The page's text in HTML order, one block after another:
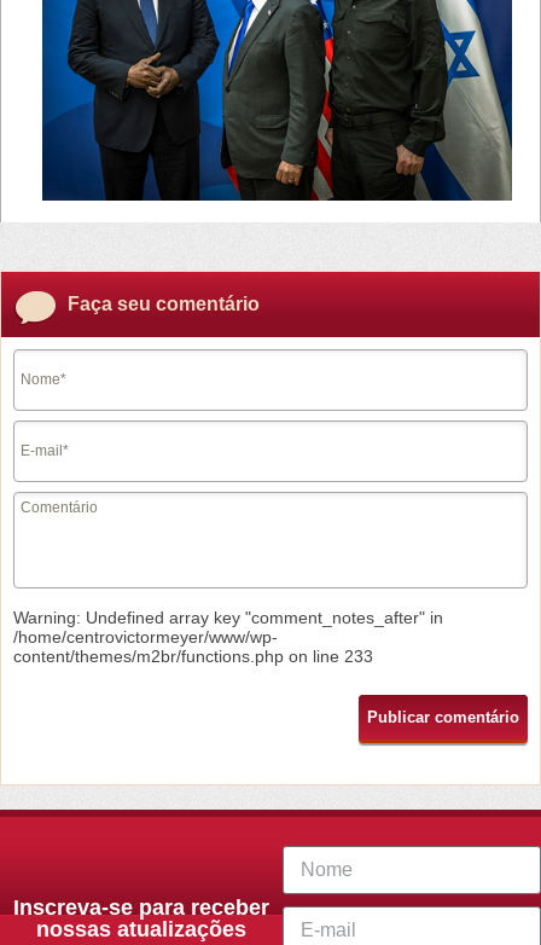
Faça seu comentário
Warning: Undefined array key "comment_notes_after" in
/home/centrovictormeyer/www/wp-
content/themes/m2br/functions.php on line 233
Inscreva-se para receber
nossas atualizações